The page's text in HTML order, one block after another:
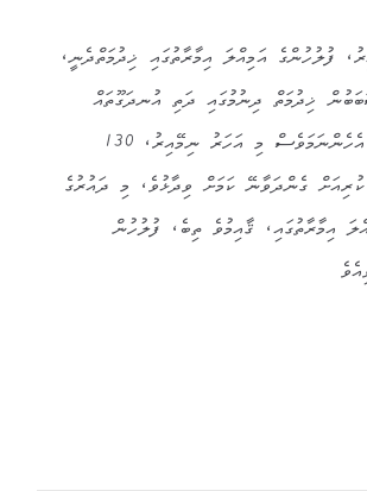
ފުލުހުންގެ އަމިއްލަ އިމާރާތުގައި ޚިދުމަތްދެނީ،
ސަބަބުން ޚިދުމަތް ދިނުމުގައި ދަތި އުނދަގޫތައް
ކުރިމަތިވަމުންދިޔަކަން ވެސް އެމަނިކުފާނު ފާހަގަކުރެއްވިއެވެ. އެހެންނަމަވެސް މި އަހަރު ނިމޭއިރު، 130
ގެންދަވާނޭ ކަމަށް ވިދާޅުވެ، މި ދައުރުގެ
އިމާރާތުގައި، ޤާއިމުވެ ތިބެ، ފުލުހުން